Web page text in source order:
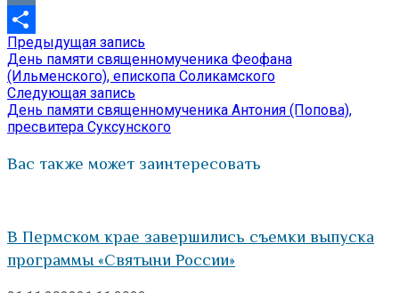
VK
Отправить
Навигация
по
записям
Предыдущая запись
запись:
День памяти священномученика Феофана
(Ильменского), епископа Соликамского
Следующая запись
запись:
День памяти священномученика Антония (Попова),
пресвитера Суксунского
Вас также может заинтересовать
В Пермском крае завершились съемки выпуска
программы «Святыни России»